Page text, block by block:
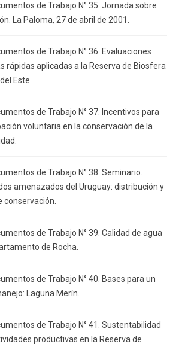
de Trabajo N° 35. Jornada sobre
La Paloma, 27 de abril de 2001.
de Trabajo N° 36. Evaluaciones
rápidas aplicadas a la Reserva de Biosfera
Este.
de Trabajo N° 37. Incentivos para
voluntaria en la conservación de la
de Trabajo N° 38. Seminario.
amenazados del Uruguay: distribución y
conservación.
de Trabajo N° 39. Calidad de agua
de Rocha.
de Trabajo N° 40. Bases para un
Laguna Merín.
de Trabajo N° 41. Sustentabilidad
productivas en la Reserva de